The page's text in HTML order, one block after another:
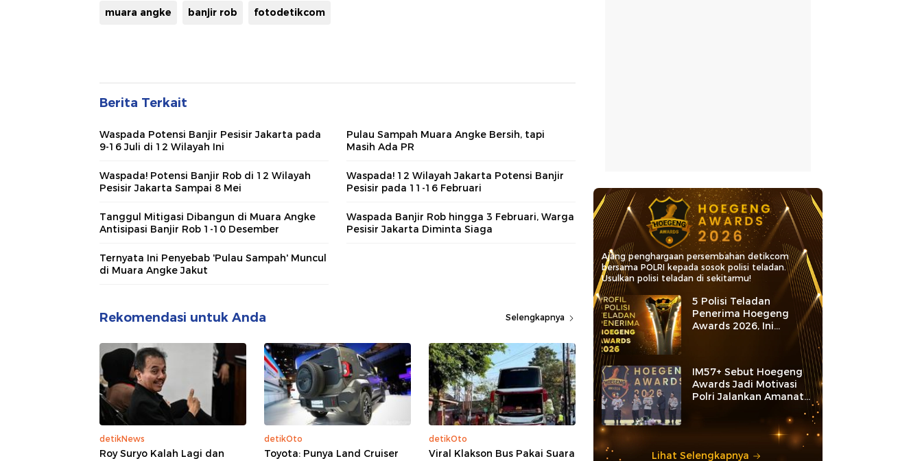
muara angke banjir rob fotodetikcom
Berita Terkait
Waspada Potensi Banjir Pesisir Jakarta pada
9-16 Juli di 12 Wilayah Ini
Pulau Sampah Muara Angke Bersih, tapi
Masih Ada PR
Waspada! Potensi Banjir Rob di 12 Wilayah
Pesisir Jakarta Sampai 8 Mei
Waspada! 12 Wilayah Jakarta Potensi Banjir
Pesisir pada 11-16 Februari
Tanggul Mitigasi Dibangun di Muara Angke
Antisipasi Banjir Rob 1-10 Desember
Waspada Banjir Rob hingga 3 Februari, Warga
Pesisir Jakarta Diminta Siaga
Ternyata Ini Penyebab 'Pulau Sampah' Muncul
di Muara Angke Jakut
Rekomendasi untuk Anda Selengkapnya
detikNews
Roy Suryo Kalah Lagi dan
detikOto
Toyota: Punya Land Cruiser
detikOto
Viral Klakson Bus Pakai Suara
Ajang penghargaan persembahan detikcom
bersama POLRI kepada sosok polisi teladan.
Usulkan polisi teladan di sekitarmu!
5 Polisi Teladan
Penerima Hoegeng
Awards 2026, Ini
Kategori dan Kiprahnya
IM57+ Sebut Hoegeng
Awards Jadi Motivasi
Polri Jalankan Amanat
Lihat Selengkapnya